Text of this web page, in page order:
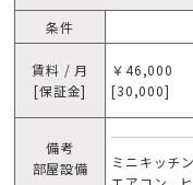
条件
賃料 / 月
[保証金]
￥46,000
[30,000]
備考
部屋設備
ミニキッチ